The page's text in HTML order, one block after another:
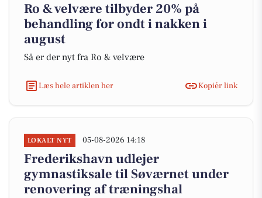
Ro & velvære tilbyder 20% på
behandling for ondt i nakken i
august
Så er der nyt fra Ro & velvære
Læs hele artiklen her Kopiér link
LOKALT NYT 05-08-2026 14:18
Frederikshavn udlejer
gymnastiksale til Søværnet under
renovering af træningshal